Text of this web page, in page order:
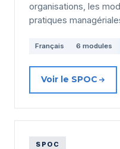
organisations, les
pratiques
Français 6 modules
Voir le SPOC
SPOC